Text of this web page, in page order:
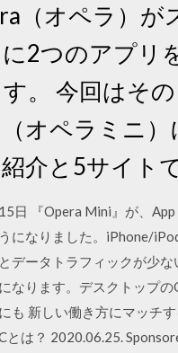
（オペラ）が
2つのアプリ
。 今回はそ
オペラミニ）
介と5サイト
日 『Opera Mini』が、
になりました。iPhone/
データトラフィックが少
なります。デスクトップの
も 新しい働き方にマッチ
とは？ 2020.06.25.